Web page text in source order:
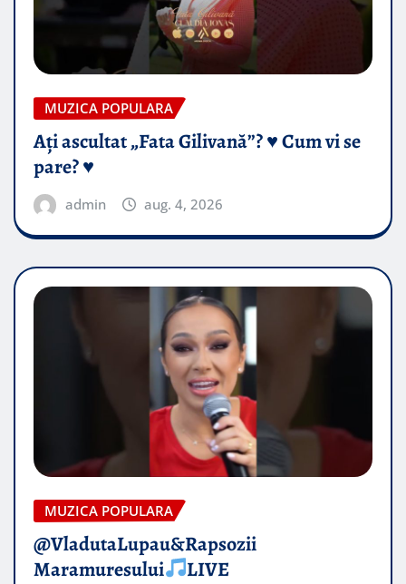
MUZICA POPULARA
Ați ascultat „Fata Gilivană”? ♥️ Cum vi se
pare? ♥️
admin aug. 4, 2026
MUZICA POPULARA
@VladutaLupau&Rapsozii
Maramuresului
LIVE